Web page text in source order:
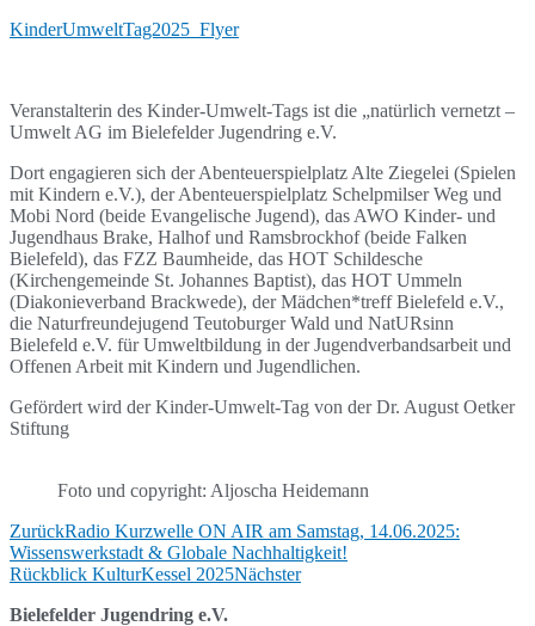
KinderUmweltTag2025_Flyer
Veranstalterin des Kinder-Umwelt-Tags ist die „natürlich vernetzt –
Umwelt AG im Bielefelder Jugendring e.V.
Dort engagieren sich der Abenteuerspielplatz Alte Ziegelei (Spielen
mit Kindern e.V.), der Abenteuerspielplatz Schelpmilser Weg und
Mobi Nord (beide Evangelische Jugend), das AWO Kinder- und
Jugendhaus Brake, Halhof und Ramsbrockhof (beide Falken
Bielefeld), das FZZ Baumheide, das HOT Schildesche
(Kirchengemeinde St. Johannes Baptist), das HOT Ummeln
(Diakonieverband Brackwede), der Mädchen*treff Bielefeld e.V.,
die Naturfreundejugend Teutoburger Wald und NatURsinn
Bielefeld e.V. für Umweltbildung in der Jugendverbandsarbeit und
Offenen Arbeit mit Kindern und Jugendlichen.
Gefördert wird der Kinder-Umwelt-Tag von der Dr. August Oetker
Stiftung
Foto und copyright: Aljoscha Heidemann
ZurückRadio Kurzwelle ON AIR am Samstag, 14.06.2025:
Wissenswerkstadt & Globale Nachhaltigkeit!
Rückblick KulturKessel 2025Nächster
Bielefelder Jugendring e.V.